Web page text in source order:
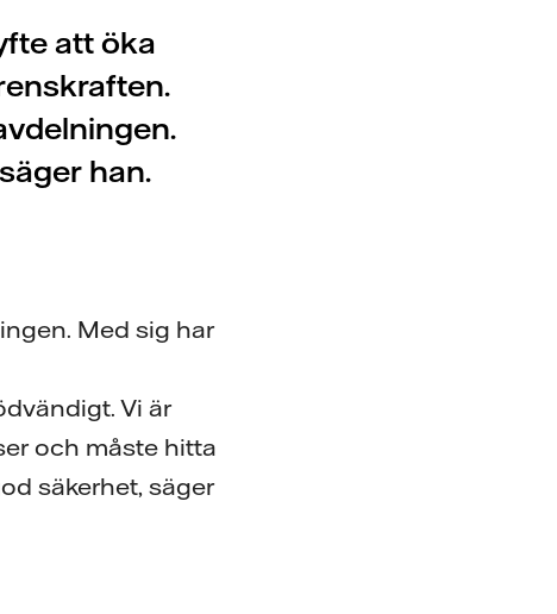
att öka
han.
Med sig har
Vi är
och måste hitta
säkerhet, säger